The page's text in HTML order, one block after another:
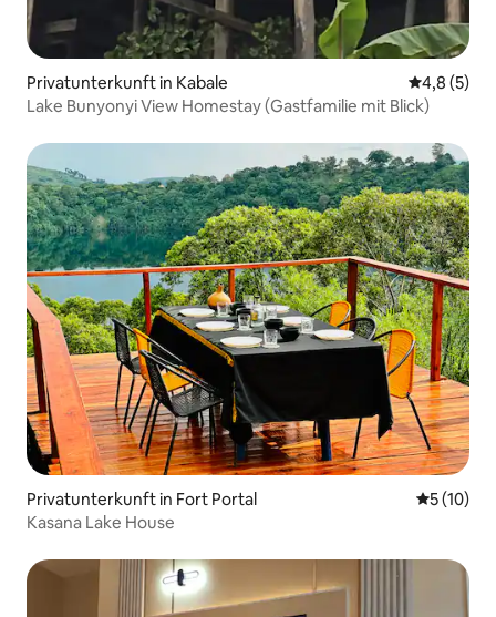
Privatunterkunft in Kabale
4,8 (5)
Lake Bunyonyi View Homestay (Gastfamilie mit Blick)
Privatunterkunft in Fort Portal
5 (10)
Kasana Lake House